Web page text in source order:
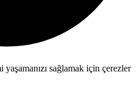
sağlamak için çerezler